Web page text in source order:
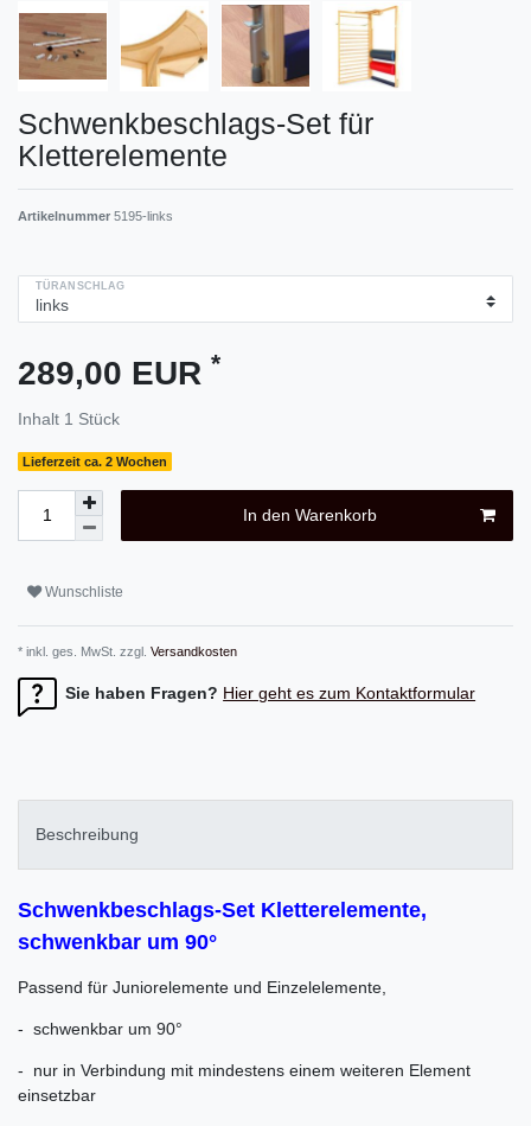
Schwenkbeschlags-Set für
Kletterelemente
Artikelnummer 5195-links
TÜRANSCHLAG
289,00 EUR *
Inhalt 1 Stück
Lieferzeit ca. 2 Wochen
In den Warenkorb
Wunschliste
* inkl. ges. MwSt. zzgl. Versandkosten
Sie haben Fragen? Hier geht es zum Kontaktformular
Beschreibung
Schwenkbeschlags-Set Kletterelemente,
schwenkbar um 90°
Passend für Juniorelemente und Einzelelemente,
- schwenkbar um 90°
- nur in Verbindung mit mindestens einem weiteren Element
einsetzbar